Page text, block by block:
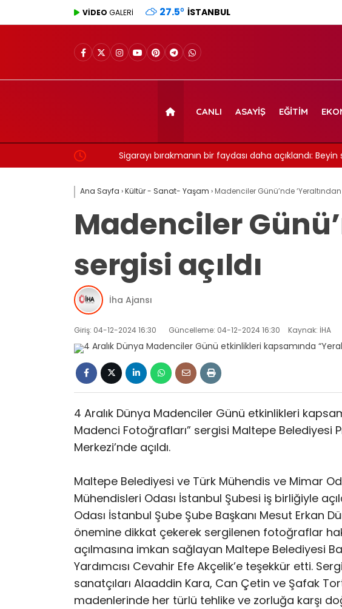
VİDEO GALERİ 27.5° İSTANBUL
CANLI ASAYIŞ EĞITIM
Sigarayı bırakmanın bir faydası daha açıklandı: Beyin sağlığı
Ana Sayfa ›Kültür - Sanat- Yaşam › Madenciler Günü’nde ‘Yeraltından
Madenciler
sergisi açıldı
İha Ajansı
Giriş: 04-12-2024 16:30 Güncelleme: 04-12-2024 16:30 Kaynak: İHA
4 Aralık Dünya Madenciler Günü etkinlikleri
Madenci Fotoğrafları” sergisi Maltepe Belediyesi
Merkezi’nde açıldı.
Maltepe Belediyesi ve Türk Mühendis ve Mimar
Mühendisleri Odası İstanbul Şubesi iş birliğiyle
Odası İstanbul Şube Şube Başkanı Mesut Erkan
önemine dikkat çekerek sergilenen fotoğraflar
açılmasına imkan sağlayan Maltepe Belediyesi
Yardımcısı Cevahir Efe Akçelik’e teşekkür etti.
sanatçıları Alaaddin Kara, Can Çetin ve Şafak
madenlerinde her türlü tehlike ve zorluğa karşı